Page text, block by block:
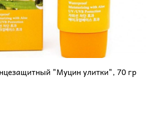
"Муцин улитки", 70 гр